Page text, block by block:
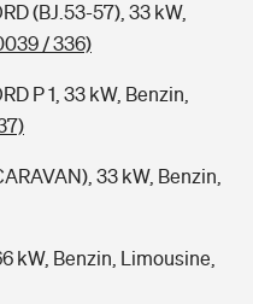
(BJ.53-57), 33 kW,
/ 336)
P 1, 33 kW, Benzin,
33 kW, Benzin,
kW, Benzin, Limousine,